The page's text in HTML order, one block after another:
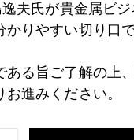
回りなど 大変なこと
夫氏が貴金属ビ
りやすい切り口
る旨ご了解の上
進みください。